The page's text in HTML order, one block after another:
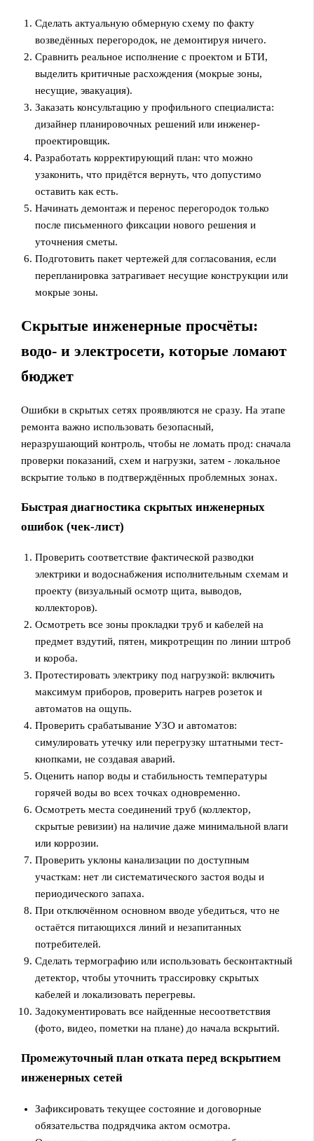
Сделать актуальную обмерную схему по факту
возведённых перегородок, не демонтируя ничего.
Сравнить реальное исполнение с проектом и БТИ,
выделить критичные расхождения (мокрые зоны,
несущие, эвакуация).
Заказать консультацию у профильного специалиста:
дизайнер планировочных решений или инженер-
проектировщик.
Разработать корректирующий план: что можно
узаконить, что придётся вернуть, что допустимо
оставить как есть.
Начинать демонтаж и перенос перегородок только
после письменного фиксации нового решения и
уточнения сметы.
Подготовить пакет чертежей для согласования, если
перепланировка затрагивает несущие конструкции или
мокрые зоны.
Скрытые инженерные просчёты:
водо- и электросети, которые ломают
бюджет
Ошибки в скрытых сетях проявляются не сразу. На этапе
ремонта важно использовать безопасный,
неразрушающий контроль, чтобы не ломать прод: сначала
проверки показаний, схем и нагрузки, затем - локальное
вскрытие только в подтверждённых проблемных зонах.
Быстрая диагностика скрытых инженерных
ошибок (чек-лист)
Проверить соответствие фактической разводки
электрики и водоснабжения исполнительным схемам и
проекту (визуальный осмотр щита, выводов,
коллекторов).
Осмотреть все зоны прокладки труб и кабелей на
предмет вздутий, пятен, микротрещин по линии штроб
и короба.
Протестировать электрику под нагрузкой: включить
максимум приборов, проверить нагрев розеток и
автоматов на ощупь.
Проверить срабатывание УЗО и автоматов:
симулировать утечку или перегрузку штатными тест-
кнопками, не создавая аварий.
Оценить напор воды и стабильность температуры
горячей воды во всех точках одновременно.
Осмотреть места соединений труб (коллектор,
скрытые ревизии) на наличие даже минимальной влаги
или коррозии.
Проверить уклоны канализации по доступным
участкам: нет ли систематического застоя воды и
периодического запаха.
При отключённом основном вводе убедиться, что не
остаётся питающихся линий и незапитанных
потребителей.
Сделать термографию или использовать бесконтактный
детектор, чтобы уточнить трассировку скрытых
кабелей и локализовать перегревы.
Задокументировать все найденные несоответствия
(фото, видео, пометки на плане) до начала вскрытий.
Промежуточный план отката перед вскрытием
инженерных сетей
Зафиксировать текущее состояние и договорные
обязательства подрядчика актом осмотра.